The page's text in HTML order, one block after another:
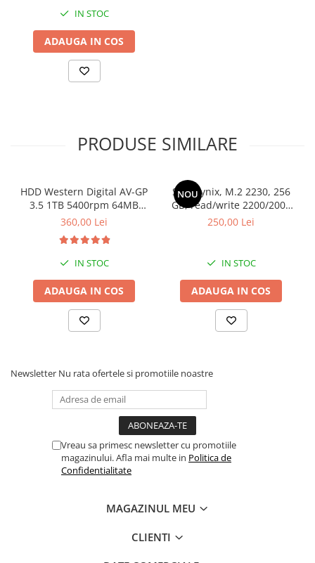
IN STOC
ADAUGA IN COS
PRODUSE SIMILARE
HDD Western Digital AV-GP
3.5 1TB 5400rpm 64MB
SATA3 (WD10EURX)
360,00 Lei
IN STOC
ADAUGA IN COS
NOU
SSD Hynix, M.2 2230, 256
GB, read/write 2200/2000
MB/s, bulk
250,00 Lei
IN STOC
ADAUGA IN COS
Newsletter Nu rata ofertele si promotiile noastre
Vreau sa primesc newsletter cu promotiile
magazinului. Afla mai multe in Politica de
Confidentialitate
MAGAZINUL MEU
CLIENTI